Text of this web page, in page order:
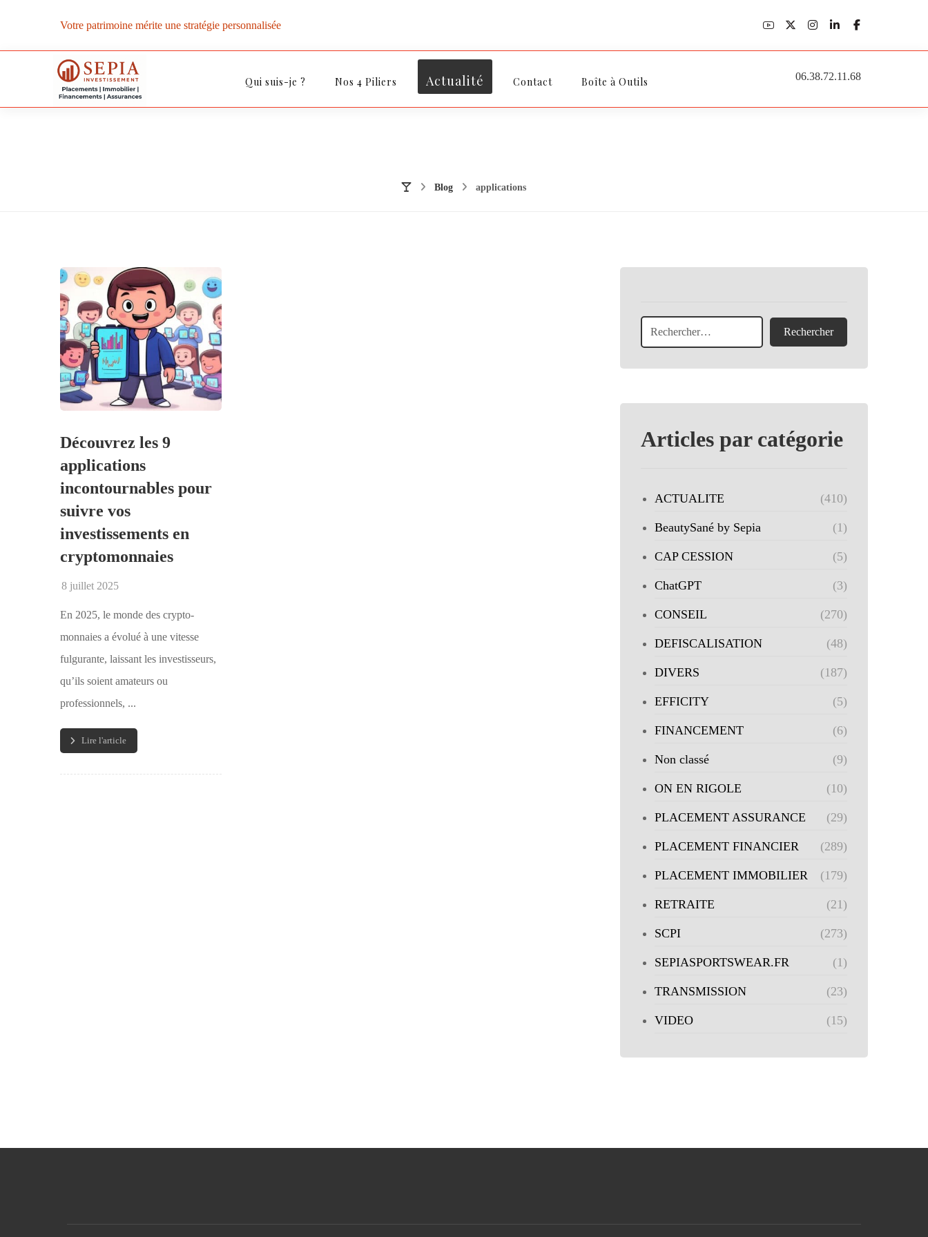
Votre patrimoine mérite une stratégie personnalisée
Qui suis-je ? Nos 4 Piliers Actualité Contact Boîte à Outils 06.38.72.11.68
Blog applications
Découvrez les 9
applications
incontournables pour
suivre vos
investissements en
cryptomonnaies
8 juillet 2025
En 2025, le monde des crypto-
monnaies a évolué à une vitesse
fulgurante, laissant les investisseurs,
qu’ils soient amateurs ou
professionnels, ...
Lire l'article
Articles par catégorie
ACTUALITE (410)
BeautySané by Sepia (1)
CAP CESSION (5)
ChatGPT (3)
CONSEIL (270)
DEFISCALISATION (48)
DIVERS (187)
EFFICITY (5)
FINANCEMENT (6)
Non classé (9)
ON EN RIGOLE (10)
PLACEMENT ASSURANCE (29)
PLACEMENT FINANCIER (289)
PLACEMENT IMMOBILIER (179)
RETRAITE (21)
SCPI (273)
SEPIASPORTSWEAR.FR (1)
TRANSMISSION (23)
VIDEO (15)